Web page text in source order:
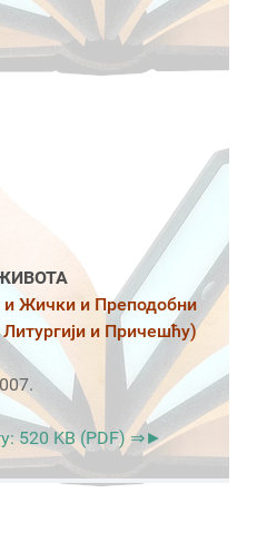
и Жички и Преподобни
Литургији и Причешћу)
520 KB (PDF) ⇒►